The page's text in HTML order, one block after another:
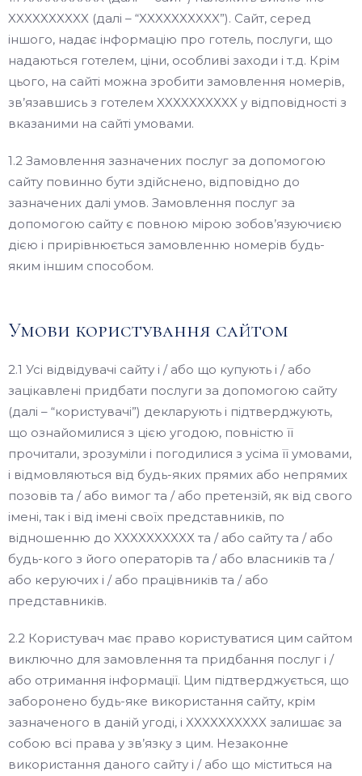
XXXXXXXXXX (далі – “XXXXXXXXXX”). Сайт, серед
іншого, надає інформацію про готель, послуги, що
надаються готелем, ціни, особливі заходи і т.д. Крім
цього, на сайті можна зробити замовлення номерів,
зв’язавшись з готелем XXXXXXXXXX у відповідності з
вказаними на сайті умовами.
1.2 Замовлення зазначених послуг за допомогою
сайту повинно бути здійснено, відповідно до
зазначених далі умов. Замовлення послуг за
допомогою сайту є повною мірою зобов’язуючиєю
дією і прирівнюється замовленню номерів будь-
яким іншим способом.
Умови користування сайтом
2.1 Усі відвідувачі сайту і / або що купують і / або
зацікавлені придбати послуги за допомогою сайту
(далі – “користувачі”) декларують і підтверджують,
що ознайомилися з цією угодою, повністю її
прочитали, зрозуміли і погодилися з усіма її умовами,
і відмовляються від будь-яких прямих або непрямих
позовів та / або вимог та / або претензій, як від свого
імені, так і від імені своїх представників, по
відношенню до XXXXXXXXXX та / або сайту та / або
будь-кого з його операторів та / або власників та /
або керуючих і / або працівників та / або
представників.
2.2 Користувач має право користуватися цим сайтом
виключно для замовлення та придбання послуг і /
або отримання інформації. Цим підтверджується, що
заборонено будь-яке використання сайту, крім
зазначеного в даній угоді, і XXXXXXXXXX залишає за
собою всі права у зв’язку з цим. Незаконне
використання даного сайту і / або що міститься на